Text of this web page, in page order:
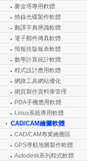
麥金塔專用軟體
燒錄光碟製作軟體
翻譯字典辨識軟體
電子郵件傳真軟體
簡報排版報表軟體
數學計算統計軟體
程式設計應用軟體
網路工具網站優化
網頁製作資料庫管理
PDA手機應用軟體
Linux系統專用軟體
CAD/CAM繪圖軟體
CAD/CAM專業繪圖區
GPS導航地圖製作軟體
Autodesk系列程式軟體